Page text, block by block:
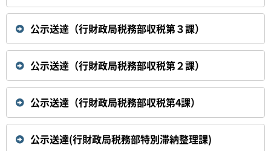
公示送達（行財政局税務部収税第３課）
公示送達（行財政局税務部収税第２課）
公示送達（行財政局税務部収税第4課）
公示送達(行財政局税務部特別滞納整理課)